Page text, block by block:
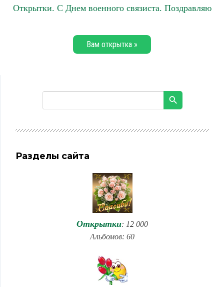
Открытки. С Днем военного связиста. Поздравляю
Вам открытка »
Разделы сайта
Открытки: 12 000
Альбомов: 60